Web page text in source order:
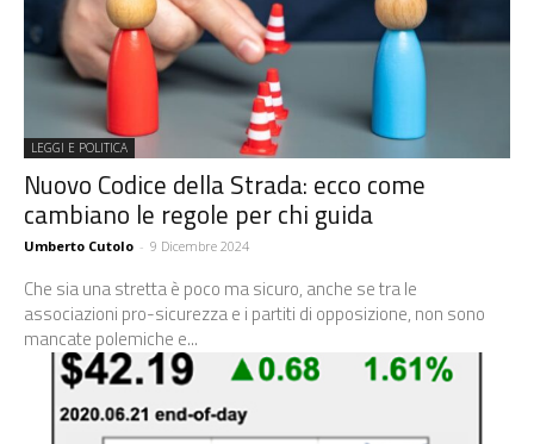
LEGGI E POLITICA
Nuovo Codice della Strada: ecco come
cambiano le regole per chi guida
Umberto Cutolo - 9 Dicembre 2024
Che sia una stretta è poco ma sicuro, anche se tra le
associazioni pro-sicurezza e i partiti di opposizione, non sono
mancate polemiche e...